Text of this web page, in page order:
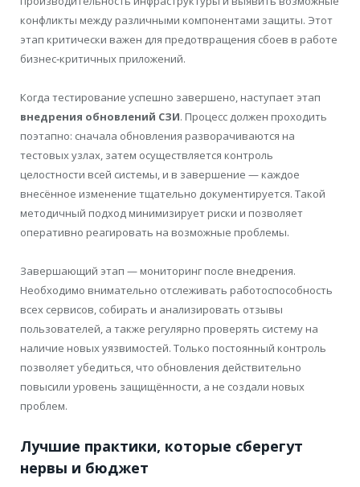
конфликты между различными компонентами защиты. Этот
этап критически важен для предотвращения сбоев в работе
бизнес‑критичных приложений.
Когда тестирование успешно завершено, наступает этап
внедрения обновлений СЗИ. Процесс должен проходить
поэтапно: сначала обновления разворачиваются на
тестовых узлах, затем осуществляется контроль
целостности всей системы, и в завершение — каждое
внесённое изменение тщательно документируется. Такой
методичный подход минимизирует риски и позволяет
оперативно реагировать на возможные проблемы.
Завершающий этап — мониторинг после внедрения.
Необходимо внимательно отслеживать работоспособность
всех сервисов, собирать и анализировать отзывы
пользователей, а также регулярно проверять систему на
наличие новых уязвимостей. Только постоянный контроль
позволяет убедиться, что обновления действительно
повысили уровень защищённости, а не создали новых
проблем.
Лучшие практики, которые сберегут
нервы и бюджет